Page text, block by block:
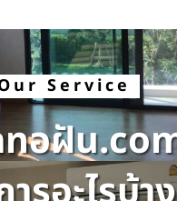
Service
อฝัน